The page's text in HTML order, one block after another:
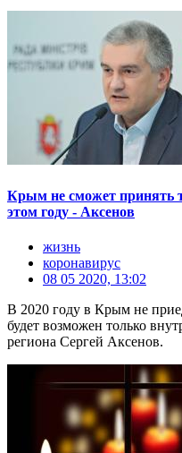
Крым не сможет принять
этом году - Аксенов
жизнь
коронавирус
08 05 2020, 13:02
В 2020 году в Крым не
будет возможен только
региона Сергей Аксенов.